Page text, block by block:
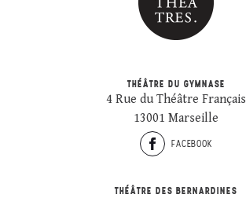
THÉÂTRE DU GYMNASE
4 Rue du Théâtre Français
13001 Marseille
FACEBOOK
THÉÂTRE DES BERNARDINES